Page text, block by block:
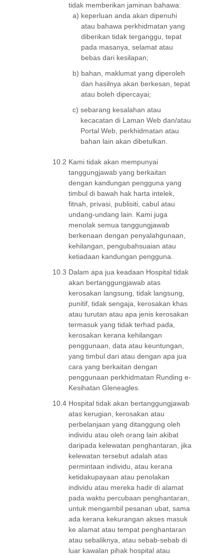
tidak memberikan jaminan bahawa:
a) keperluan anda akan dipenuhi
atau bahawa perkhidmatan yang
diberikan tidak terganggu, tepat
pada masanya, selamat atau
bebas dari kesilapan;
b) bahan, maklumat yang diperoleh
dan hasilnya akan berkesan, tepat
atau boleh dipercayai;
c) sebarang kesalahan atau
kecacatan di Laman Web dan/atau
Portal Web, perkhidmatan atau
bahan lain akan dibetulkan.
10.2 Kami tidak akan mempunyai
tanggungjawab yang berkaitan
dengan kandungan pengguna yang
timbul di bawah hak harta intelek,
fitnah, privasi, publisiti, cabul atau
undang-undang lain. Kami juga
menolak semua tanggungjawab
berkenaan dengan penyalahgunaan,
kehilangan, pengubahsuaian atau
ketiadaan kandungan pengguna.
10.3 Dalam apa jua keadaan Hospital tidak
akan bertanggungjawab atas
kerosakan langsung, tidak langsung,
punitif, tidak sengaja, kerosakan khas
atau turutan atau apa jenis kerosakan
termasuk yang tidak terhad pada,
kerosakan kerana kehilangan
penggunaan, data atau keuntungan,
yang timbul dari atau dengan apa jua
cara yang berkaitan dengan
penggunaan perkhidmatan Runding e-
Kesihatan Gleneagles.
10.4 Hospital tidak akan bertanggungjawab
atas kerugian, kerosakan atau
perbelanjaan yang ditanggung oleh
individu atau oleh orang lain akibat
daripada kelewatan penghantaran, jika
kelewatan tersebut adalah atas
permintaan individu, atau kerana
ketidakupayaan atau penolakan
individu atau mereka hadir di alamat
pada waktu percubaan penghantaran,
untuk mengambil pesanan ubat, sama
ada kerana kekurangan akses masuk
ke alamat atau tempat penghantaran
atau sebaliknya, atau sebab-sebab di
luar kawalan pihak hospital atau